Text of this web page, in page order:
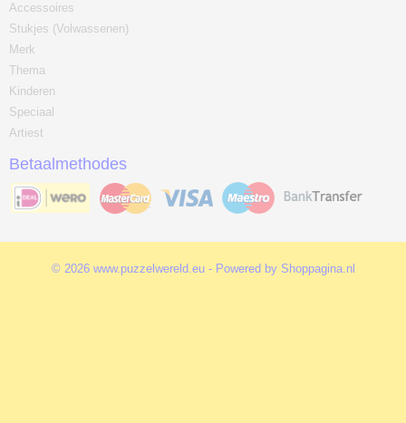
Accessoires
Stukjes (Volwassenen)
Merk
Thema
Kinderen
Speciaal
Artiest
Betaalmethodes
© 2026 www.puzzelwereld.eu - Powered by Shoppagina.nl